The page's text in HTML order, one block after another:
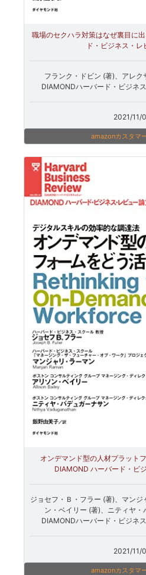
職場のセクハラ対策はなぜ裏目に
ド・ビジネス・レ
フランク・ドビン (著)、アレク
DIAMONDハーバード・ビジネ
2021/11/
amazonカスタマ
オンデマンド型の人材プラット
DIAMOND ハーバード・ビ
ジョセフ・Ｂ・フラー (著)、マン
ン・ベイリー (著)、ニティヤ・
DIAMONDハーバード・ビジネ
2021/11/
amazonカスタマ